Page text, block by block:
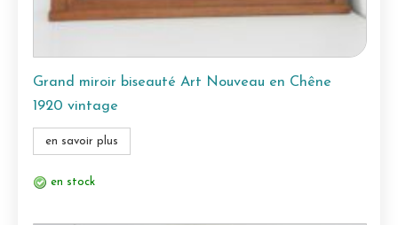
Grand miroir biseauté Art Nouveau en Chêne
1920 vintage
en savoir plus
en stock